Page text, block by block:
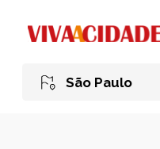
São Paulo